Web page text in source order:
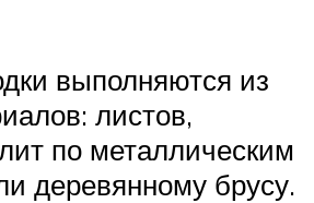
выполняются из
листов,
по металлическим
деревянному брусу.